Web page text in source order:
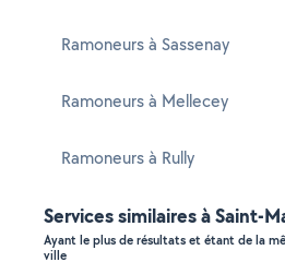
Ramoneurs à Sassenay
Ramoneurs à Mellecey
Ramoneurs à Rully
Services similaires à Saint-
Ayant le plus de résultats et étant de la
ville